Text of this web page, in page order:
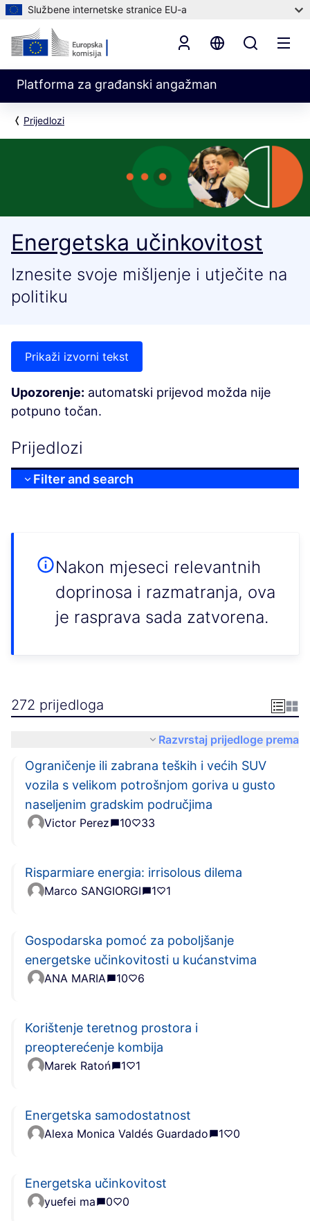
Službene internetske stranice EU-a
Platforma za građanski angažman
Prijedlozi
Energetska učinkovitost
Iznesite svoje mišljenje i utječite na
politiku
Prikaži izvorni tekst
Upozorenje: automatski prijevod možda nije
potpuno točan.
Prijedlozi
Filter and search
Nakon mjeseci relevantnih
doprinosa i razmatranja, ova
je rasprava sada zatvorena.
272 prijedloga
Razvrstaj prijedloge prema
Ograničenje ili zabrana teških i većih SUV
vozila s velikom potrošnjom goriva u gusto
naseljenim gradskim područjima
Victor Perez 10 33
Risparmiare energia: irrisolous dilema
Marco SANGIORGI 1 1
Gospodarska pomoć za poboljšanje
energetske učinkovitosti u kućanstvima
ANA MARIA 10 6
Korištenje teretnog prostora i
preopterećenje kombija
Marek Ratoń 1 1
Energetska samodostatnost
Alexa Monica Valdés Guardado 1 0
Energetska učinkovitost
yuefei ma 0 0